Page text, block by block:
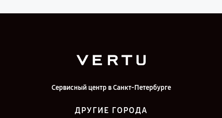
Сервисный центр в Санкт-Петербурге
ДРУГИЕ ГОРОДА